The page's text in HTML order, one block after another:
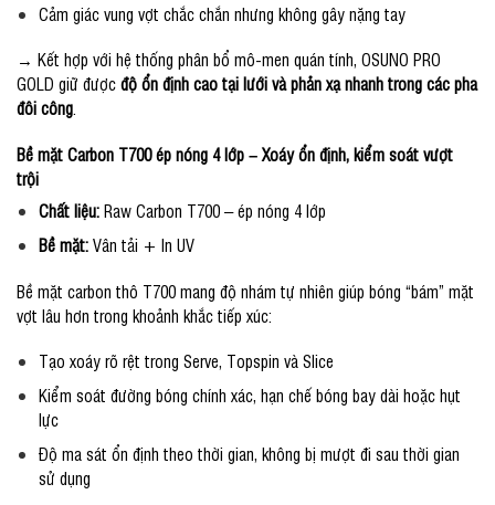
Cảm giác vung vợt chắc chắn nhưng không gây nặng tay
→ Kết hợp với hệ thống phân bổ mô-men quán tính, OSUNO PRO
GOLD giữ đượcđộ ổn định cao tại lưới và phản xạ nhanh trong các pha
đôi công
Bề mặt Carbon T700 ép nóng 4 lớp – Xoáy ổn định, kiểm soát vượt
trội
Chất liệu:Raw Carbon T700 – ép nóng 4 lớp
Bề mặt:Vân tải + In UV
Bề mặt carbon thô T700 mang độ nhám tự nhiên giúp bóng “bám” mặt
vợt lâu hơn trong khoảnh khắc tiếp xúc:
Tạo xoáy rõ rệt trong Serve, Topspin và Slice
Kiểm soát đường bóng chính xác, hạn chế bóng bay dài hoặc hụt
lực
Độ ma sát ổn định theo thời gian, không bị mượt đi sau thời gian
sử dụng